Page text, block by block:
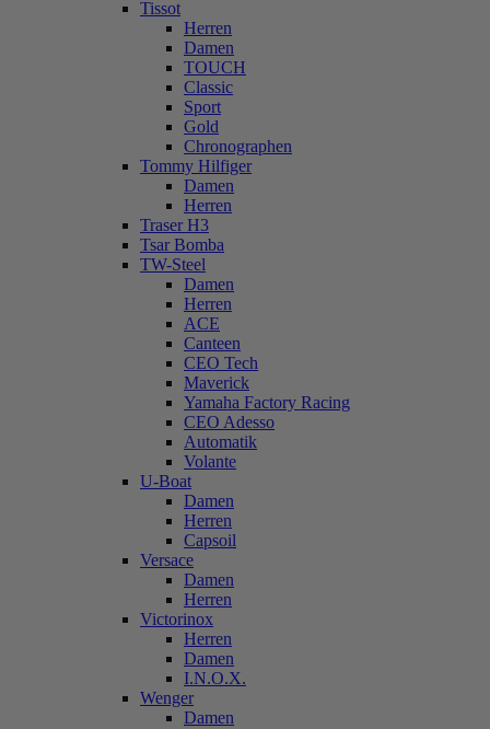
Tissot
Herren
Damen
TOUCH
Classic
Sport
Gold
Chronographen
Tommy Hilfiger
Damen
Herren
Traser H3
Tsar Bomba
TW-Steel
Damen
Herren
ACE
Canteen
CEO Tech
Maverick
Yamaha Factory Racing
CEO Adesso
Automatik
Volante
U-Boat
Damen
Herren
Capsoil
Versace
Damen
Herren
Victorinox
Herren
Damen
I.N.O.X.
Wenger
Damen